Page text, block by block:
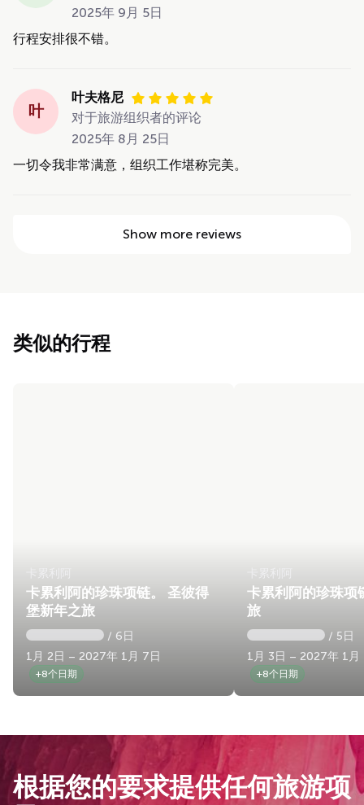
2025年 9月 5日
行程安排很不错。
叶
叶夫格尼
对于旅游组织者的评论
2025年 8月 25日
一切令我非常满意，组织工作堪称完美。
Show more reviews
类似的行程
卡累利阿
卡累利阿的珍珠项链。 圣彼得
堡新年之旅
/ 6日
1月 2日 – 2027年 1月 7日
+8个日期
卡累利阿
卡累利阿的珍珠项
旅
/ 5日
1月 3日 – 2027年 1月
+8个日期
根据您的要求提供任何旅游项